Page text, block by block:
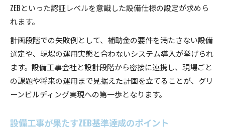
ZEBといった認証レベルを意識した設備仕様の設定が求めら
れます。
計画段階での失敗例として、補助金の要件を満たさない設備
選定や、現場の運用実態と合わないシステム導入が挙げられ
ます。設備工事会社と設計段階から密接に連携し、現場ごと
の課題や将来の運用まで見据えた計画を立てることが、グリ
ーンビルディング実現への第一歩となります。
設備工事が果たすZEB基準達成のポイント